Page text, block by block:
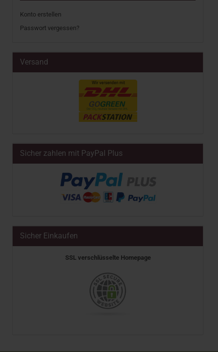
Konto erstellen
Passwort vergessen?
Versand
Sicher zahlen mit PayPal Plus
Sicher Einkaufen
SSL verschlüsselte Homepage